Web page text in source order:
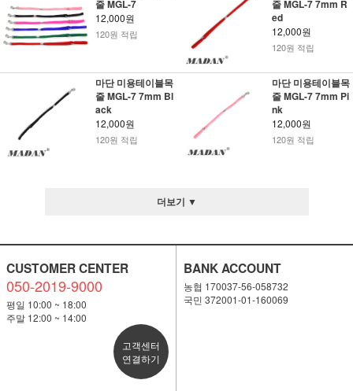
줄 MGL-7
12,000원
120원 적립
줄 MGL-7 7mm R
ed
12,000원
120원 적립
마단 미용테이블목
줄 MGL-7 7mm Bl
ack
12,000원
120원 적립
마단 미용테이블목
줄 MGL-7 7mm Pi
nk
12,000원
120원 적립
더보기 ▼
CUSTOMER CENTER
050-2019-9000
평일 10:00 ~ 18:00
주말 12:00 ~ 14:00
고객센터
연결하기
BANK ACCOUNT
농협 170037-56-058732
국민 372001-01-160069